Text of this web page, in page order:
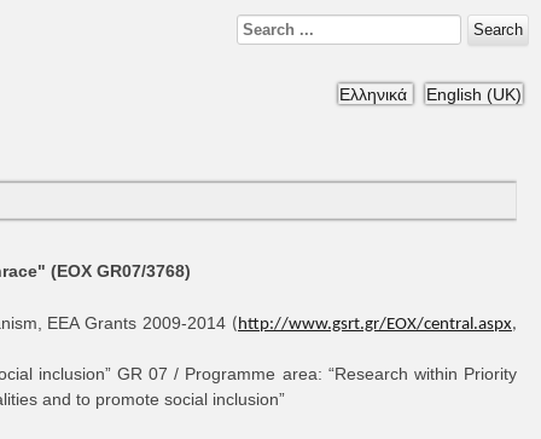
Search
Ελληνικά English (UK)
(ΕΟΧ GR07/3768)
EEA Grants 2009-2014 (http://www.gsrt.gr/EOX/central.aspx,
inclusion” GR 07 / Programme area: “Research within Priority
and to promote social inclusion”